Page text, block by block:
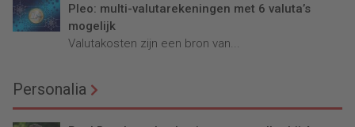
Pleo: multi-valutarekeningen met 6 valuta’s
mogelijk
Valutakosten zijn een bron van...
Personalia